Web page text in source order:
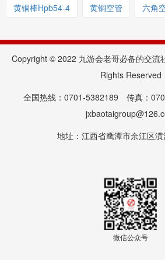
黄铜棒Hpb54-4 黄铜空管 六角
Copyright © 2022 九游会老哥必备的交流社区_
Rights Reserved
全国热线：0701-5382189 传真：
地址：江西省鹰潭市余江区
微信公众号